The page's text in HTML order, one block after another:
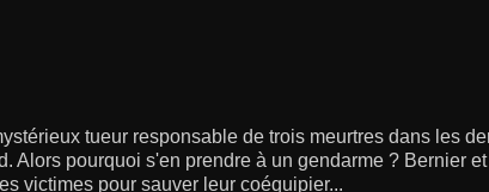
tueur responsable de trois meurtres dans les
Alors pourquoi s'en prendre à un gendarme ? Bernier
victimes pour sauver leur coéquipier...